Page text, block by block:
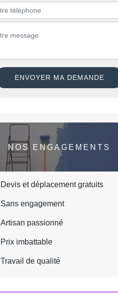
NOS ENGAGEMENTS
Devis et déplacement gratuits
Sans engagement
Artisan passionné
Prix imbattable
Travail de qualité